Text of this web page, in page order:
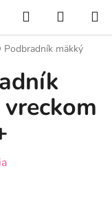
Hľadať
KOŠÍK
Podbradník mäkký